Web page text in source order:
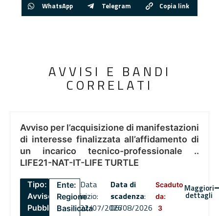
WhatsApp Telegram Copia link
AVVISI E BANDI
CORRELATI
Avviso per l’acquisizione di manifestazioni
di interesse finalizzata all’affidamento di
un incarico tecnico-professionale ..
LIFE21-NAT-IT-LIFE TURTLE
Tipo:
Avviso
Pubblico
Ente:
Regione
Basilicata
Data
inizio:
22/07/2026
Data di
scadenza:
06/08/2026
Scaduto
da:
3
Maggiori
dettagli